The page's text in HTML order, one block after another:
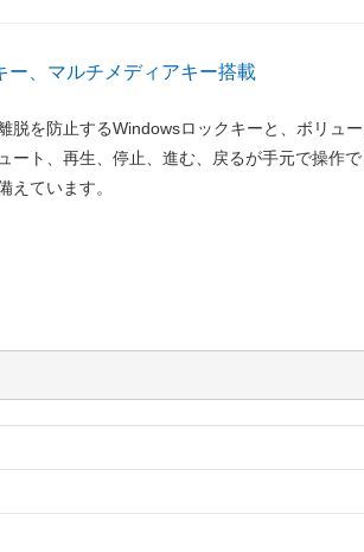
ー、マルチメディアキー搭載
脱を防止するWindowsロックキーと、ボリュ
ート、再生、停止、進む、戻るが手元で操作
えています。